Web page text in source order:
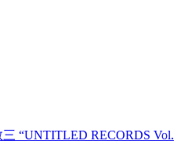
“UNTITLED RECORDS Vol.